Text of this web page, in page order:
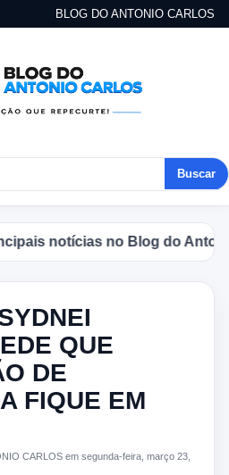
BLOG DO ANTONIO CARLOS
Buscar
notícias no Blog do Antonio
QUE
DE
FIQUE EM
CARLOS em segunda-feira, março 23,